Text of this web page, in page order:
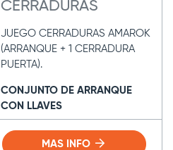
CERRADURAS
JUEGO CERRADURAS AMAROK
(ARRANQUE + 1 CERRADURA
PUERTA).
CONJUNTO DE ARRANQUE
CON LLAVES
MAS INFO